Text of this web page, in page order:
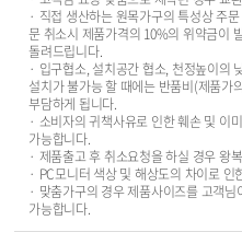
· 직접 생산하는 원목가구의 특성상 주
문 취소시 제품가격의 10%의 위약금이
돌려드립니다.
· 입구협소, 설치공간 협소, 천정높이의
설치가 불가능 할 때에는 반품비(제품가
부담하게 됩니다.
· 소비자의 귀책사유로 인한 훼손 및 이
가능합니다.
· 제품출고 후 취소요청을 하실 경우 왕
· PC모니터 색상 및 해상도의 차이로 인
· 맞춤가구의 경우 제품사이즈를 고객
가능합니다.